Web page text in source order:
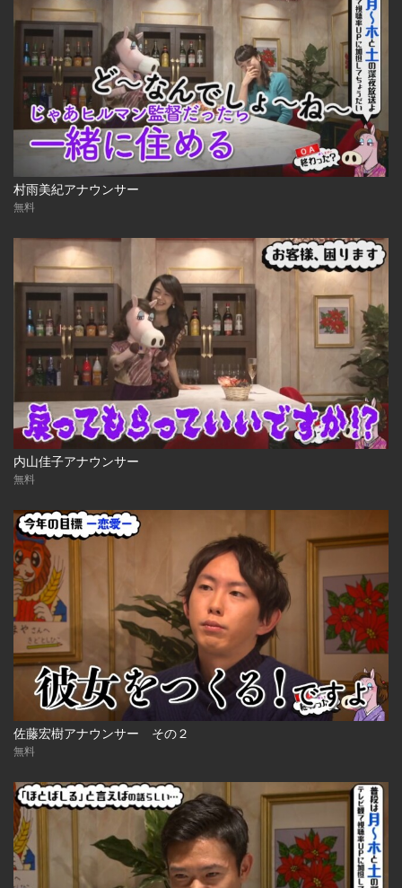
村雨美紀アナウンサー
無料
内山佳子アナウンサー
無料
佐藤宏樹アナウンサー その２
無料